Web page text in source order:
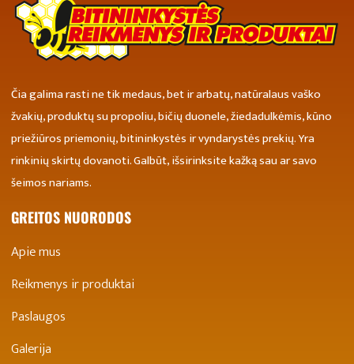
Čia galima rasti ne tik medaus, bet ir arbatų, natūralaus vaško
žvakių, produktų su propoliu, bičių duonele, žiedadulkėmis, kūno
priežiūros priemonių, bitininkystės ir vyndarystės prekių. Yra
rinkinių skirtų dovanoti. Galbūt, išsirinksite kažką sau ar savo
šeimos nariams.
GREITOS NUORODOS
Apie mus
Reikmenys ir produktai
Paslaugos
Galerija